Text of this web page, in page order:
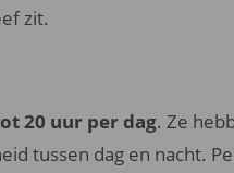
zit.
20 uur per dag. Ze
tussen dag en nacht.